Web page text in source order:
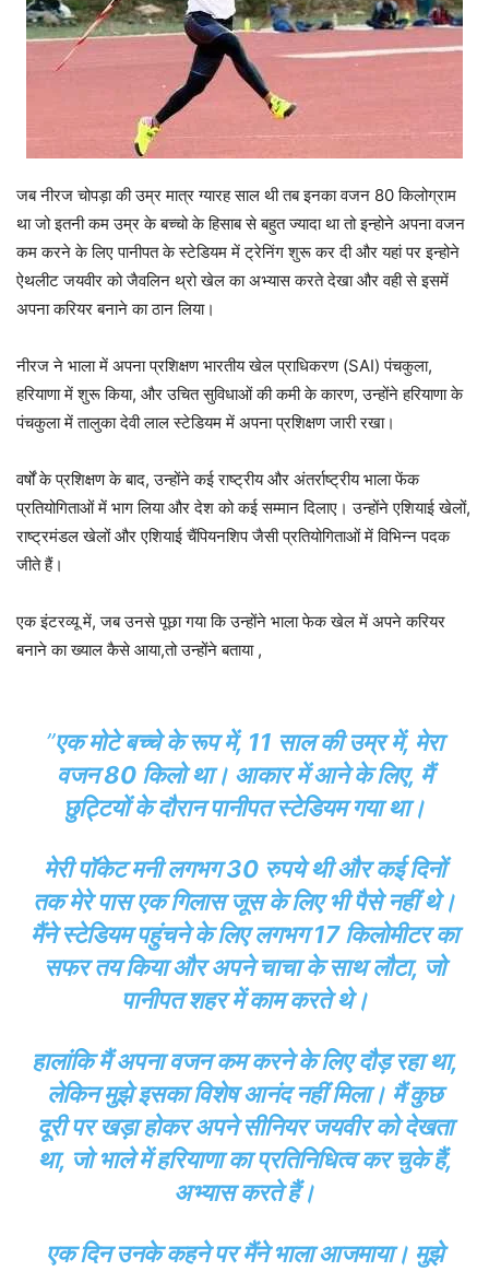
जब नीरज चोपड़ा की उम्र मात्र ग्यारह साल थी तब इनका वजन 80 किलोग्राम
था जो इतनी कम उम्र के बच्चो के हिसाब से बहुत ज्यादा था तो इन्होने अपना वजन
कम करने के लिए पानीपत के स्टेडियम में ट्रेनिंग शुरू कर दी और यहां पर इन्होने
ऐथलीट जयवीर को जैवलिन थ्रो खेल का अभ्यास करते देखा और वही से इसमें
अपना करियर बनाने का ठान लिया।
नीरज ने भाला में अपना प्रशिक्षण भारतीय खेल प्राधिकरण (SAI) पंचकुला,
हरियाणा में शुरू किया, और उचित सुविधाओं की कमी के कारण, उन्होंने हरियाणा के
पंचकुला में तालुका देवी लाल स्टेडियम में अपना प्रशिक्षण जारी रखा।
वर्षों के प्रशिक्षण के बाद, उन्होंने कई राष्ट्रीय और अंतर्राष्ट्रीय भाला फेंक
प्रतियोगिताओं में भाग लिया और देश को कई सम्मान दिलाए। उन्होंने एशियाई खेलों,
राष्ट्रमंडल खेलों और एशियाई चैंपियनशिप जैसी प्रतियोगिताओं में विभिन्न पदक
जीते हैं।
एक इंटरव्यू में, जब उनसे पूछा गया कि उन्होंने भाला फेक खेल में अपने करियर
बनाने का ख्याल कैसे आया,तो उन्होंने बताया ,
”एक मोटे बच्चे के रूप में, 11 साल की उम्र में, मेरा
वजन 80 किलो था। आकार में आने के लिए, मैं
छुट्टियों के दौरान पानीपत स्टेडियम गया था।
मेरी पॉकेट मनी लगभग 30 रुपये थी और कई दिनों
तक मेरे पास एक गिलास जूस के लिए भी पैसे नहीं थे।
मैंने स्टेडियम पहुंचने के लिए लगभग 17 किलोमीटर का
सफर तय किया और अपने चाचा के साथ लौटा, जो
पानीपत शहर में काम करते थे।
हालांकि मैं अपना वजन कम करने के लिए दौड़ रहा था,
लेकिन मुझे इसका विशेष आनंद नहीं मिला। मैं कुछ
दूरी पर खड़ा होकर अपने सीनियर जयवीर को देखता
था, जो भाले में हरियाणा का प्रतिनिधित्व कर चुके हैं,
अभ्यास करते हैं।
एक दिन उनके कहने पर मैंने भाला आजमाया। मुझे